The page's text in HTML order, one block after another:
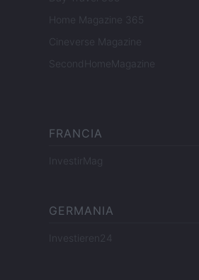
Home Magazine 365
Cineverse Magazine
SecondHomeMagazine
FRANCIA
InvestirMag
GERMANIA
Investieren24